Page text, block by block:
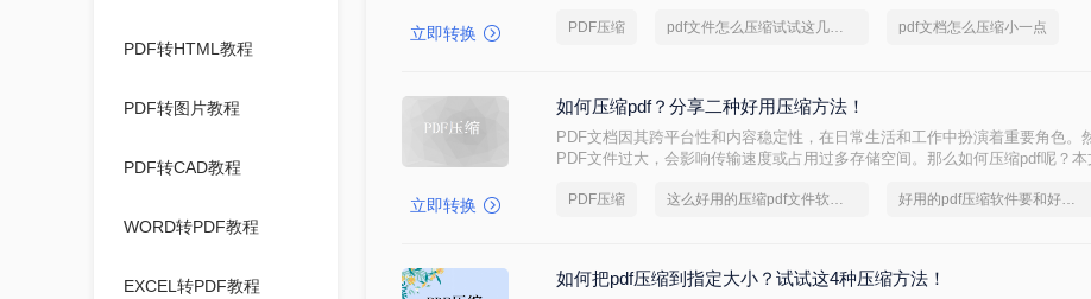
PDF转HTML教程
PDF转图片教程
PDF转CAD教程
WORD转PDF教程
EXCEL转PDF教程
立即转换
PDF 文档怎么压缩小一点呢？本文从压缩效果、操作难度、处理速度、隐私安
PDF压缩 pdf文件怎么压缩试试这几个方法 pdf文档怎么压缩小一点
立即转换
如何压缩pdf？分享二种好用压缩方法！
PDF文档因其跨平台性和内容稳定性，在日常生活和工作中扮演着重要角色。
PDF文件过大，会影响传输速度或占用过多存储空间。那么如何压缩pdf呢？本
PDF压缩 这么好用的压缩pdf文件软件，我一定要分享 好用的pdf压缩软件要和好朋友分享
如何把pdf压缩到指定大小？试试这4种压缩方法！